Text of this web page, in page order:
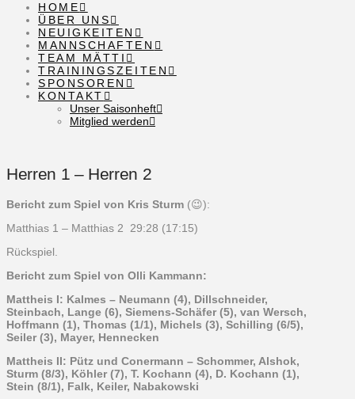
HOME
ÜBER UNS
NEUIGKEITEN
MANNSCHAFTEN
TEAM MÄTTI
TRAININGSZEITEN
SPONSOREN
KONTAKT
Unser Saisonheft
Mitglied werden
Herren 1 – Herren 2
Bericht zum Spiel von Kris Sturm (😉):
Matthias 1 – Matthias 2 29:28 (17:15)
Rückspiel.
Bericht zum Spiel von Olli Kammann:
Mattheis I: Kalmes – Neumann (4), Dillschneider,
Steinbach, Lange (6), Siemens-Schäfer (5), van Wersch,
Hoffmann (1), Thomas (1/1), Michels (3), Schilling (6/5),
Seiler (3), Mayer, Hennecken
Mattheis II: Pütz und Conermann – Schommer, Alshok,
Sturm (8/3), Köhler (7), T. Kochann (4), D. Kochann (1),
Stein (8/1), Falk, Keiler, Nabakowski